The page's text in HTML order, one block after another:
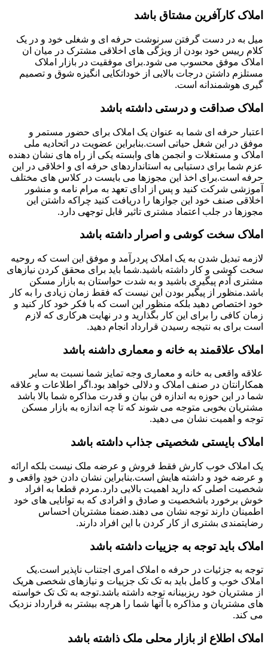
املاک کارآفرین مشتاق باشد
میل به در دست گرفتن سرنوشت حرفه ای و شغلی خود و در یک
کلام رییس خود بودن از ویژگی های اخلاقی مشترک در میان ان
املاک موفق محسوب می شود.برای موفقیت در بازار املاک
مستلزم داشتن درجات بالایی از خوداتکایی انگیزه شوق و تصمیم
گیری هوشمندانه است.
املاک صداقت و درستی داشته باشد
اعتبار حرفه ای شما به عنوان یک املاک برای حضور مستمر و
موفق در این شغل حیاتی است.بنابراین عضویت در اتحادیه ملی
املاک و مستغلات و انجمن های وابسته یکی از راه های نشان دهنده
عزم شما برای دستیابی به استانداردهای حرفه ای و اخلاقی در این
حرفه است.برای اخذ این مجوزها می بایست در کلاس های مختلف
آموزشی شرکت کنید و پس از ادای تعهد به مرام نامه و منشور
اخلاقی صنف خود این جوازها را دریافت کنید چراکه داشتن این
مجوزها در جلب اعتماد مشتری تاثیر قابل توجهی دارد.
املاک سخت کوشی و اصرار داشته باشد
لازمه تبدیل شدن به یک املاک پردرآمد و موفق این است که روحیه
سخت کوشی و کار داشته باشید.شما باید برای محقق کردن نیازهای
مشتری آدم پیگیری باشید و به شدت حواستان به بازار مسکن
باشد.منظور از پیگیر بودن این نیست که فقط زمان زیادی را به کار
خود اختصاص دهید بلکه منظور این است که با فکر خود کار کنید و
زمان کافی را برای این کار بگذارید و در نهایت هرکاری که لازم
است برای به نتیجه رسیدن قرارداد انجام دهید.
املاک علاقمند به خانه و معماری داشنه باشد
علاقه واقعی به خانه و معماری وجه تمایز شما نسبت به سایر
همکارانتان در صنف املاک و دلالی خواهد بود.اگر اطلاعات و علاقه
شما در این حوزه به اندازه فن بیان و قدرت مذاکره شما بالا باشد
مشتریان بخوبی متوجه می شوند که تا چه اندازه به بازار مسکن
توجه و اهمیت نشان می دهید.
املاک بایستی شخصیتی جذاب داشته باشد
یک املاک خوب کارش فقط فروش و عرضه ملک نیست بلکه ارائه
و عرضه خود و داشته هایش است.بنابراین نشان دادن خودِ واقعی و
شخصیت اصلی که دارید اهمیت بالایی دارد.مردم قطعا به افراد
خوش برخورد باشخصیت و صادق و افرادی که به توانایی های خود
اطمینان دارند توجه نشان می دهند.ضمنا مشتریان احساس
رضایتمندی بشتری از کار کردن با این افراد دارند.
املاک باید توجه به جزییات داشته باشد
توجه به جزئیات در حرفه ه املاک امری اجتناب ناپذیر است.یک
املاک خوب و کامل باید به تک تک جزییات و نیازهای شخصی هریک
از مشتریان خود ریزبینانه توجه داشته باشد.توجه به تک تک خواسته
های مشتریان و مذاکره با آنها شما را هرچه بیشتر به قرارداد نزدیک
می کند.
املاک اطلاع از بازار محلی ملک ذاشته باشد